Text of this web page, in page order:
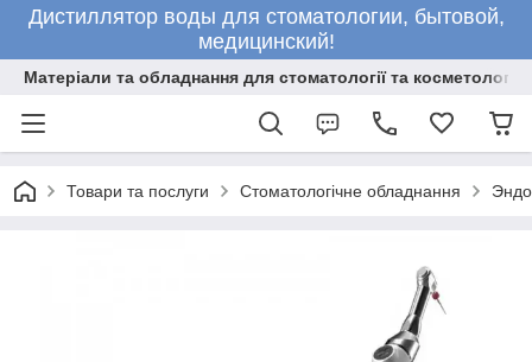
Дистиллятор воды для стоматологии, бытовой,
медицинский!
Матеріали та обладнання для стоматології та косметології
Товари та послуги Стоматологічне обладнання